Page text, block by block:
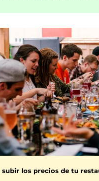
subir los precios de tu